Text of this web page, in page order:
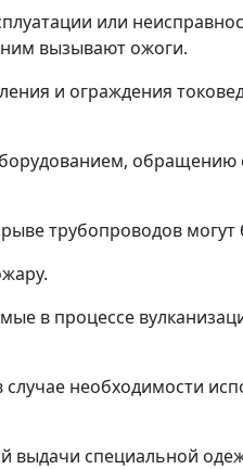
или
вызывают ожоги.
и ограждения
трубопроводов
в процессе
необходимости
специальной